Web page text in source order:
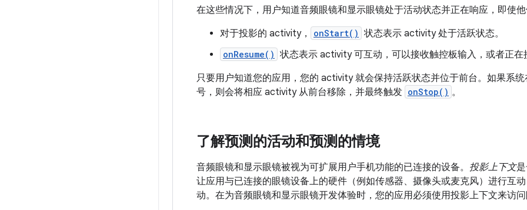
在这些情况下，用户知道音频眼镜和显示眼镜处于活动状态并正在响应，即使
对于投影的 activity，
onStart() 状态表示 activity 处于活跃状态。
onResume() 状态表示 activity 可互动，可以接收触控板输入，或者正在
只要用户知道您的应用，您的 activity 就会保持活跃状态并位于前台。如果系
号，则会将相应 activity 从前台移除，并最终触发 onStop() 。
了解预测的活动和预测的情境
音频眼镜和显示眼镜被视为可扩展用户手机功能的已连接的设备。 投影上下文
让应用与已连接的眼镜设备上的硬件（例如传感器、摄像头或麦克风）进行互
动。在为音频眼镜和显示眼镜开发体验时，您的应用必须使用投影上下文来访